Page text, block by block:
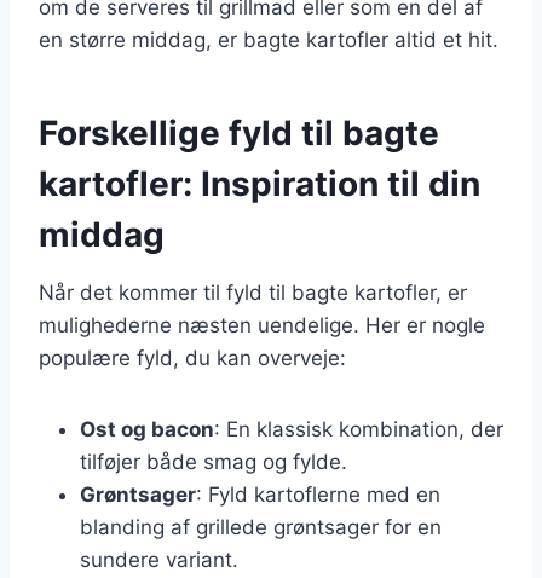
om de serveres til grillmad eller som en del af
en større middag, er bagte kartofler altid et hit.
Forskellige fyld til bagte
kartofler: Inspiration til din
middag
Når det kommer til fyld til bagte kartofler, er
mulighederne næsten uendelige. Her er nogle
populære fyld, du kan overveje:
Ost og bacon: En klassisk kombination, der
tilføjer både smag og fylde.
Grøntsager: Fyld kartoflerne med en
blanding af grillede grøntsager for en
sundere variant.